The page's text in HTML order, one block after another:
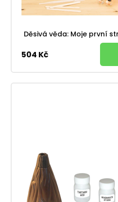
Děsivá věda: Moje první
504 Kč